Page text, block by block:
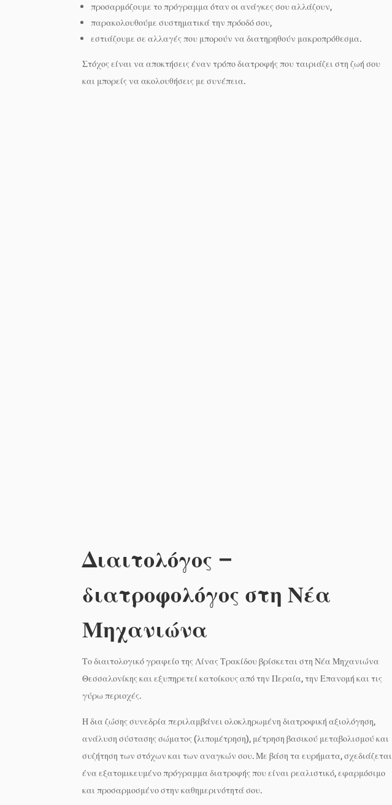
προσαρμόζουμε το πρόγραμμα όταν οι ανάγκες σου αλλάζουν,
παρακολουθούμε συστηματικά την πρόοδό σου,
εστιάζουμε σε αλλαγές που μπορούν να διατηρηθούν μακροπρόθεσμα.
Στόχος είναι να αποκτήσεις έναν τρόπο διατροφής που ταιριάζει στη ζωή σου
και μπορείς να ακολουθήσεις με συνέπεια.
Διαιτολόγος –
διατροφολόγος στη Νέα
Μηχανιώνα
Το διαιτολογικό γραφείο της Λίνας Τρακίδου βρίσκεται στη Νέα Μηχανιώνα
Θεσσαλονίκης και εξυπηρετεί κατοίκους από την Περαία, την Επανομή και τις
γύρω περιοχές.
Η δια ζώσης συνεδρία περιλαμβάνει ολοκληρωμένη διατροφική αξιολόγηση,
ανάλυση σύστασης σώματος (λιπομέτρηση), μέτρηση βασικού μεταβολισμού και
συζήτηση των στόχων και των αναγκών σου. Με βάση τα ευρήματα, σχεδιάζεται
ένα εξατομικευμένο πρόγραμμα διατροφής που είναι ρεαλιστικό, εφαρμόσιμο
και προσαρμοσμένο στην καθημερινότητά σου.